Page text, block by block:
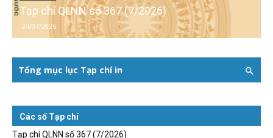
Tạp chí QLNN số 367 (7/2026)
24/07/2026
Tổng mục lục Tạp chí in
Các số Tạp chí
Tạp chí QLNN số 367 (7/2026)